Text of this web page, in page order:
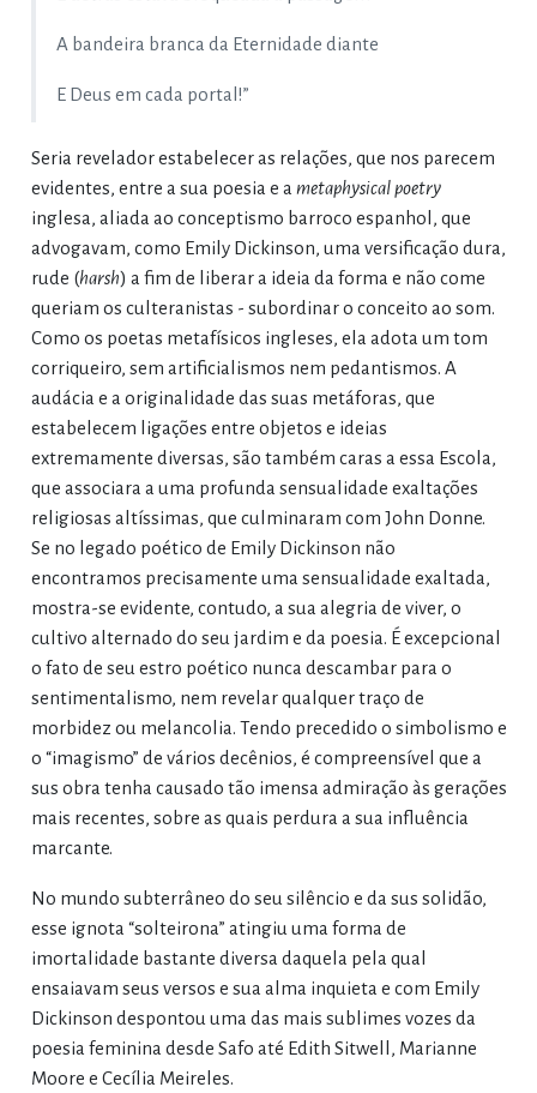
A bandeira branca da Eternidade diante
E Deus em cada portal!”
Seria revelador estabelecer as relações, que nos parecem
evidentes, entre a sua poesia e a metaphysical poetry
inglesa, aliada ao conceptismo barroco espanhol, que
advogavam, como Emily Dickinson, uma versificação dura,
rude (harsh) a fim de liberar a ideia da forma e não come
queriam os culteranistas - subordinar o conceito ao som.
Como os poetas metafísicos ingleses, ela adota um tom
corriqueiro, sem artificialismos nem pedantismos. A
audácia e a originalidade das suas metáforas, que
estabelecem ligações entre objetos e ideias
extremamente diversas, são também caras a essa Escola,
que associara a uma profunda sensualidade exaltações
religiosas altíssimas, que culminaram com John Donne.
Se no legado poético de Emily Dickinson não
encontramos precisamente uma sensualidade exaltada,
mostra-se evidente, contudo, a sua alegria de viver, o
cultivo alternado do seu jardim e da poesia. É excepcional
o fato de seu estro poético nunca descambar para o
sentimentalismo, nem revelar qualquer traço de
morbidez ou melancolia. Tendo precedido o simbolismo e
o “imagismo” de vários decênios, é compreensível que a
sus obra tenha causado tão imensa admiração às gerações
mais recentes, sobre as quais perdura a sua influência
marcante.
No mundo subterrâneo do seu silêncio e da sus solidão,
esse ignota “solteirona” atingiu uma forma de
imortalidade bastante diversa daquela pela qual
ensaiavam seus versos e sua alma inquieta e com Emily
Dickinson despontou uma das mais sublimes vozes da
poesia feminina desde Safo até Edith Sitwell, Marianne
Moore e Cecília Meireles.